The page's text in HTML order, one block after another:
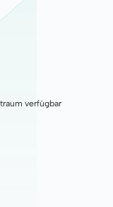
verfügbar